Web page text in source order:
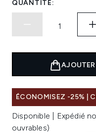
QUANTITÉ:
ÉCONOMISEZ -25% |
Disponible | Expédié
ouvrables)